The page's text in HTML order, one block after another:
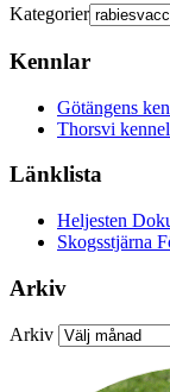
Kategorier
Kennlar
Götängens
Thorsvi
Länklista
Heljesten
Skogsstjärna
Arkiv
Arkiv